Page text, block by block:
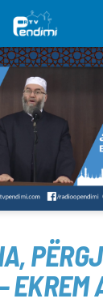
in the
EKREM